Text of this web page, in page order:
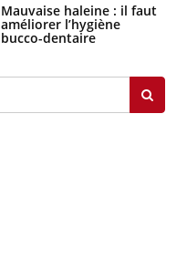
Mauvaise haleine : il faut
améliorer l’hygiène
bucco-dentaire